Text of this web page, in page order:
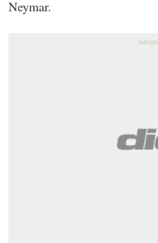
Neymar.